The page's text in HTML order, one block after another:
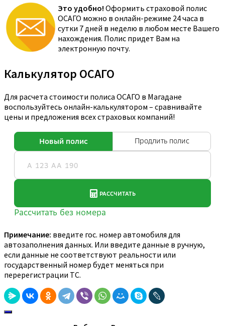
Это удобно! Оформить страховой полис
ОСАГО можно в онлайн-режиме 24 часа в
сутки 7 дней в неделю в любом месте Вашего
нахождения. Полис придет Вам на
электронную почту.
Калькулятор ОСАГО
Для расчета стоимости полиса ОСАГО в Магадане
воспользуйтесь онлайн-калькулятором – сравнивайте
цены и предложения всех страховых компаний!
Примечание: введите гос. номер автомобиля для
автозаполнения данных. Или введите данные в ручную,
если данные не соответствуют реальности или
государственный номер будет меняться при
перерегистрации ТС.